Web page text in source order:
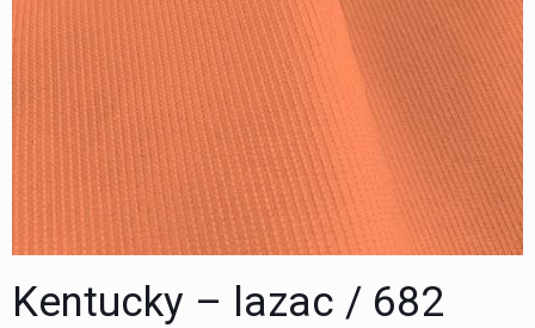
Kentucky – lazac / 682